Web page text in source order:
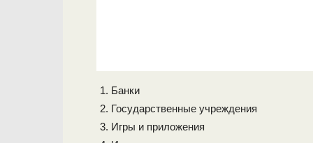
Банки
Государственные учреждения
Игры и приложения